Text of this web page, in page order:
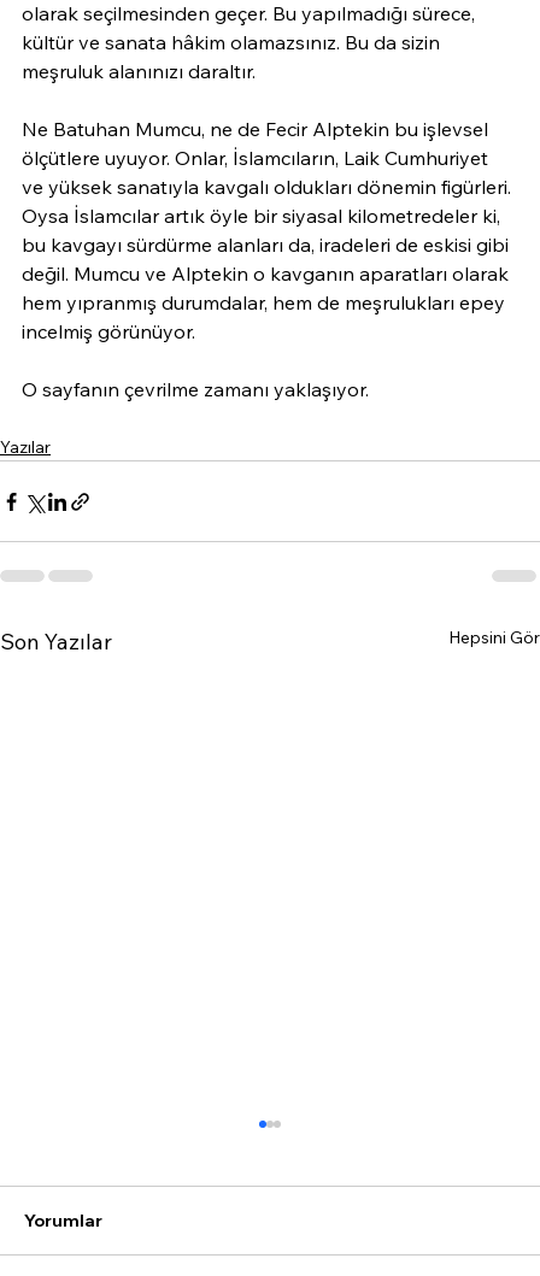
olarak seçilmesinden geçer. Bu yapılmadığı sürece,
kültür ve sanata hâkim olamazsınız. Bu da sizin
meşruluk alanınızı daraltır.
Ne Batuhan Mumcu, ne de Fecir Alptekin bu işlevsel
ölçütlere uyuyor. Onlar, İslamcıların, Laik Cumhuriyet
ve yüksek sanatıyla kavgalı oldukları dönemin figürleri.
Oysa İslamcılar artık öyle bir siyasal kilometredeler ki,
bu kavgayı sürdürme alanları da, iradeleri de eskisi gibi
değil. Mumcu ve Alptekin o kavganın aparatları olarak
hem yıpranmış durumdalar, hem de meşrulukları epey
incelmiş görünüyor.
O sayfanın çevrilme zamanı yaklaşıyor.
Yazılar
Son Yazılar Hepsini Gör
Yorumlar